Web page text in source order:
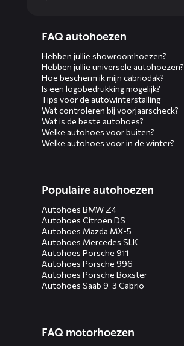
menusFAQ autohoezen
Hebben jullie showroomhoezen?
Hebben jullie universele autohoezen?
Hoe bescherm ik mijn cabriodak?
Is een logobedrukking mogelijk?
Tips voor de autowinterstalling
Wat controleren bij voorjaarscheck?
Wat is de beste autohoes?
Welke autohoes voor buiten?
Welke autohoes voor in de winter?
Populaire autohoezen
Autohoes BMW Z4
Autohoes Citroën DS
Autohoes Mazda MX-5
Autohoes Mercedes SLK
Autohoes Porsche 911
Autohoes Porsche 996
Autohoes Porsche Boxster
Autohoes Saab 9-3 Cabrio
FAQ motorhoezen